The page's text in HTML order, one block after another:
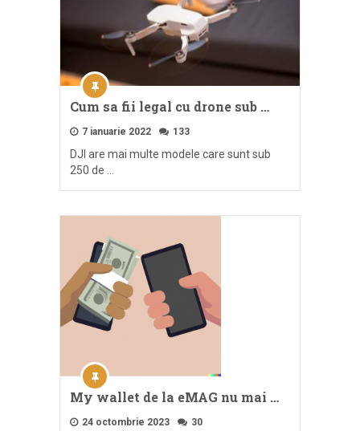
Cum sa fii legal cu drone sub …
7 ianuarie 2022 133
DJI are mai multe modele care sunt sub
250 de …
My wallet de la eMAG nu mai …
24 octombrie 2023 30